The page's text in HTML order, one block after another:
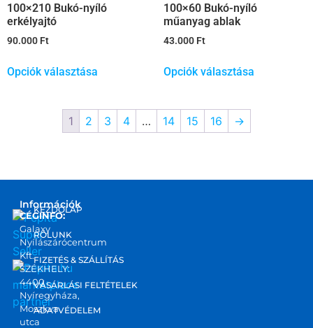
100×210 Bukó-nyíló
erkélyajtó
90.000 Ft
Opciók választása
100×60 Bukó-nyíló
műanyag ablak
43.000 Ft
Opciók választása
1 2 3 4 … 14 15 16 →
marketplace
partner
Információk
CÉGINFO:
Galaxy
Nyílászárócentrum
Kft.
SZÉKHELY:
4400
Nyíregyháza,
Moszkva
utca
KEZDŐLAP
RÓLUNK
FIZETÉS & SZÁLLÍTÁS
VÁSÁRLÁSI FELTÉTELEK
ADATVÉDELEM